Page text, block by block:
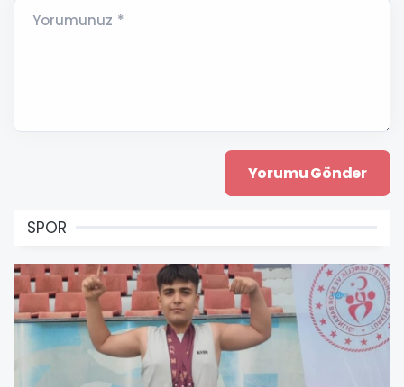
Yorumunuz *
SPOR